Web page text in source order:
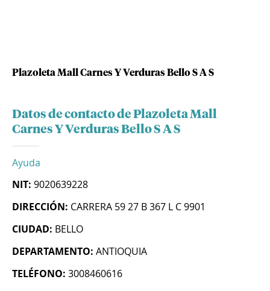
Plazoleta Mall Carnes Y Verduras Bello S A S
Datos de contacto de Plazoleta Mall
Carnes Y Verduras Bello S A S
Ayuda
NIT: 9020639228
DIRECCIÓN: CARRERA 59 27 B 367 L C 9901
CIUDAD: BELLO
DEPARTAMENTO: ANTIOQUIA
TELÉFONO: 3008460616